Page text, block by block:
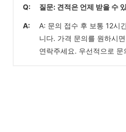
Q: 질문: 견적은 언제 받을 수
A:
A: 문의 접수 후 보통 12시
니다. 가격 문의를 원하시
연락주세요. 우선적으로